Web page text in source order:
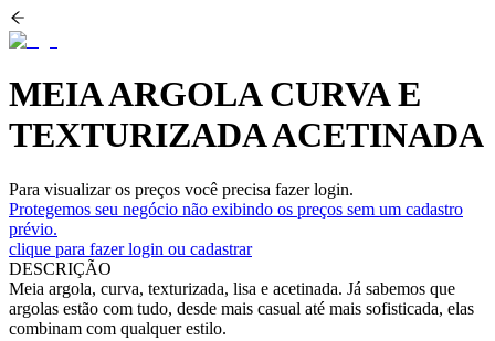
MEIA ARGOLA CURVA E
TEXTURIZADA ACETINADA
Para visualizar os preços você precisa fazer login.
Protegemos seu negócio não exibindo os preços sem um cadastro
prévio.
clique para fazer login ou cadastrar
DESCRIÇÃO
Meia argola, curva, texturizada, lisa e acetinada. Já sabemos que
argolas estão com tudo, desde mais casual até mais sofisticada, elas
combinam com qualquer estilo.